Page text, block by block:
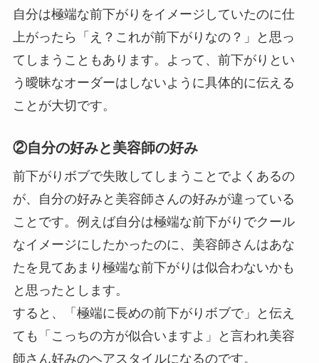
自分は極端な前下がりをイメージしていたのに仕
上がったら「え？これが前下がりなの？」と思っ
てしまうこともあります。よって、前下がりとい
う曖昧なオーダーはしないように具体的に伝える
ことが大切です。
②自分の好みと美容師の好み
前下がりボブで失敗してしまうことでよくあるの
が、自分の好みと美容師さんの好みが違っている
ことです。例えば自分は極端な前下がりでクール
なイメージにしたかったのに、美容師さんはあな
たを見てあまり極端な前下がりは似合わないかも
と思ったとします。
すると、「極端に長めの前下がりボブで」と伝え
ても「こっちの方が似合いますよ」と言われ美容
師さん好みのヘアスタイルになるのです。